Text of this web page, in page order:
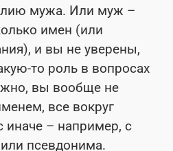
мужа. Или муж –
имен (или
и вы не уверены,
то роль в вопросах
вы вообще не
все вокруг
иначе – например, с
псевдонима.